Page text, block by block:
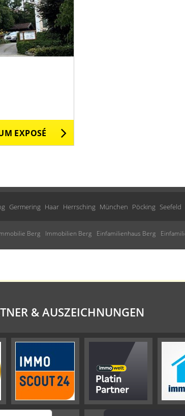
EXPOSÉ
Germering Haar Herrsching München Pöcking Seefeld
Berg Immobilien Berg Einfamilienhaus Berg
& AUSZEICHNUNGEN